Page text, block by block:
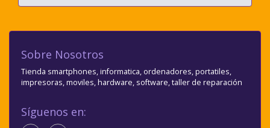
Sobre Nosotros
Tienda smartphones, informatica, ordenadores, portatiles,
impresoras, moviles, hardware, software, taller de reparación
Síguenos en: